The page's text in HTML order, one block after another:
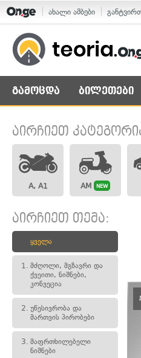
ახალი ამბები
გამოცდა ბილეთები
აირჩიეთ
A, A1 AM NEW
აირჩიეთ თემა:
ყველა
1. მძღოლი, მგზავრი და
ქვეითი, ნიშნები,
კონვეცია
2. უწესივრობა და
მართვის პირობები
3. მაფრთხილებელი
ნიშნები